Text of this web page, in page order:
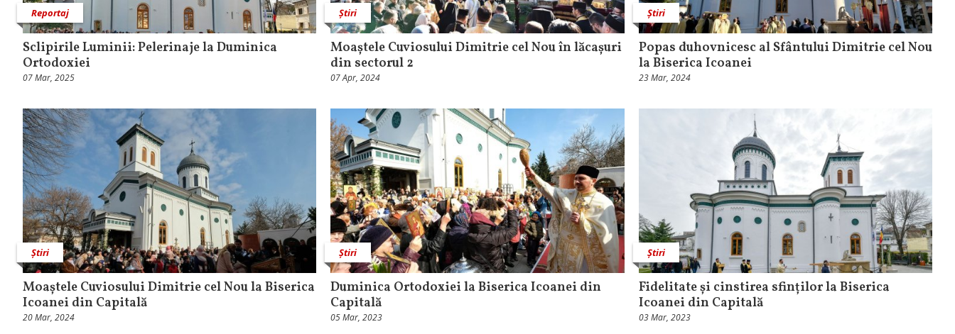
Reportaj
Sclipirile Luminii: Pelerinaje la Duminica
Ortodoxiei
07 Mar, 2025
Știri
Moaștele Cuviosului Dimitrie cel Nou în lăcașuri
din sectorul 2
07 Apr, 2024
Știri
Popas duhovnicesc al Sfântului Dimitrie cel Nou
la Biserica Icoanei
23 Mar, 2024
Știri
Moaștele Cuviosului Dimitrie cel Nou la Biserica
Icoanei din Capitală
20 Mar, 2024
Știri
Duminica Ortodoxiei la Biserica Icoanei din
Capitală
05 Mar, 2023
Știri
Fidelitate și cinstirea sfinților la Biserica
Icoanei din Capitală
03 Mar, 2023